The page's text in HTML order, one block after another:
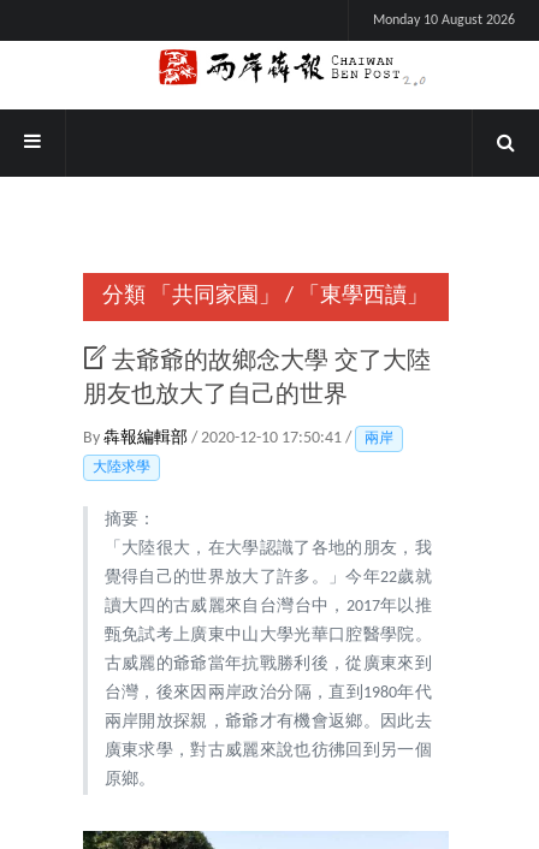
Monday 10 August 2026
分類 「共同家園」 / 「東學西讀」
去爺爺的故鄉念大學 交了大陸
朋友也放大了自己的世界
By 犇報編輯部 / 2020-12-10 17:50:41 /
兩岸
大陸求學
摘要：
「大陸很大，在大學認識了各地的朋友，我
覺得自己的世界放大了許多。」今年22歲就
讀大四的古威麗來自台灣台中，2017年以推
甄免試考上廣東中山大學光華口腔醫學院。
古威麗的爺爺當年抗戰勝利後，從廣東來到
台灣，後來因兩岸政治分隔，直到1980年代
兩岸開放探親，爺爺才有機會返鄉。因此去
廣東求學，對古威麗來說也彷彿回到另一個
原鄉。